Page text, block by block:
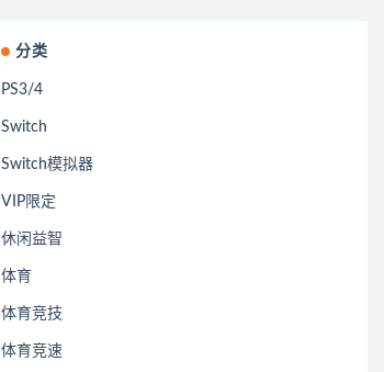
分类
PS3/4
Switch
Switch模拟器
VIP限定
休闲益智
体育
体育竞技
体育竞速